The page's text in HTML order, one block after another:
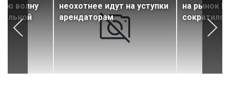
волну
неохотнее идут на уступки
арендаторам
на рынок